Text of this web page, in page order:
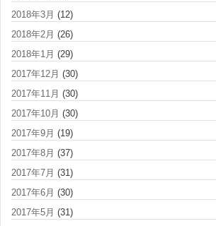
2018年3月 (12)
2018年2月 (26)
2018年1月 (29)
2017年12月 (30)
2017年11月 (30)
2017年10月 (30)
2017年9月 (19)
2017年8月 (37)
2017年7月 (31)
2017年6月 (30)
2017年5月 (31)